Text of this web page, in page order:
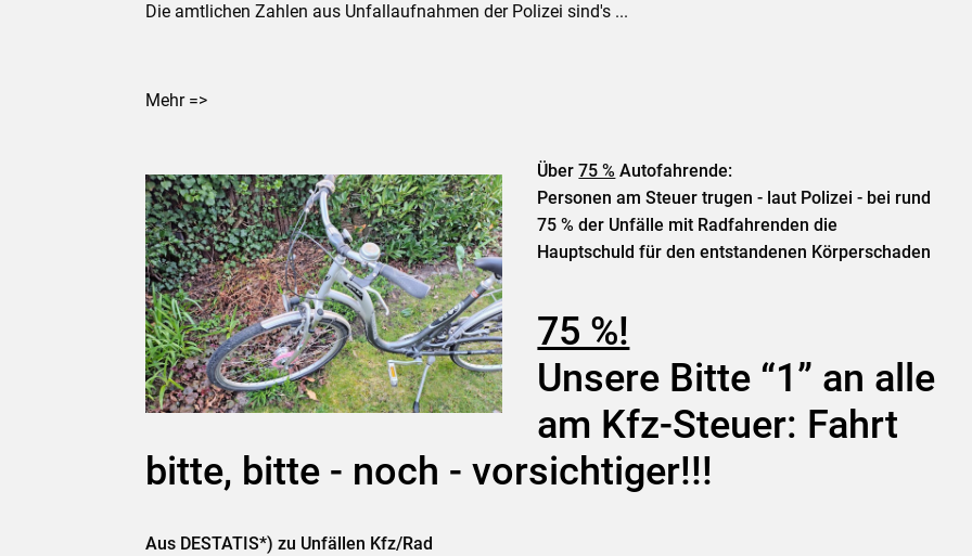
Die amtlichen Zahlen aus Unfallaufnahmen der Polizei sind's ...
Mehr =>
Über75 % Autofahrende:
Personen am Steuer trugen - laut Polizei - bei rund
75 % der Unfälle mit Radfahrenden die
Hauptschuld für den entstandenen Körperschaden
75 %!
Unsere Bitte “1” an alle
am Kfz-Steuer: Fahrt
bitte, bitte - noch - vorsichtiger!!!
Aus DESTATIS*) zu Unfällen Kfz/Rad